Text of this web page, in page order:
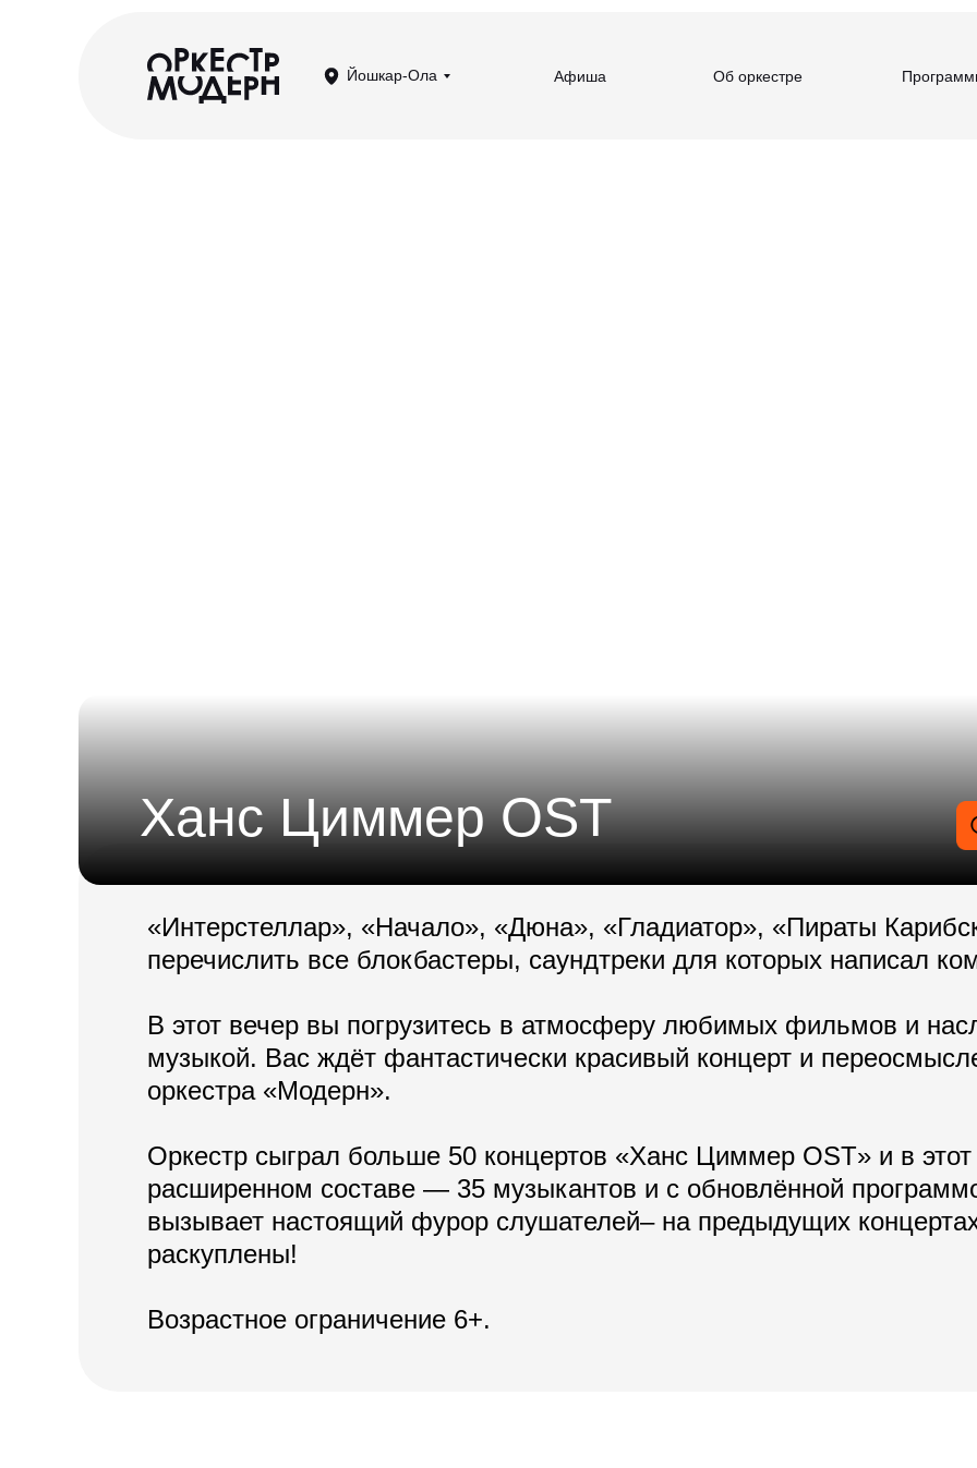
Йошкар-Ола Афиша Об оркестре
Ханс Циммер OST
«Интерстеллар», «Начало», «Дюна», «Гладиатор», «Пираты
перечислить все блокбастеры, саундтреки для которых написал
В этот вечер вы погрузитесь в атмосферу любимых фильмов и
музыкой. Вас ждёт фантастически красивый концерт и
оркестра «Модерн».
Оркестр сыграл больше 50 концертов «Ханс Циммер OST» и в этот
расширенном составе — 35 музыкантов и с обновлённой
вызывает настоящий фурор слушателей– на предыдущих
раскуплены!
Возрастное ограничение 6+.